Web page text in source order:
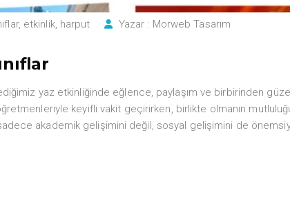
, etkinlik, harput Yazar : Morweb Tasarım
yaz etkinliğinde eğlence, paylaşım ve birbirinden
keyifli vakit geçirirken, birlikte olmanın
akademik gelişimini değil, sosyal gelişimini de